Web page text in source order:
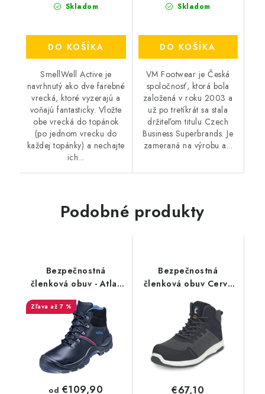
Skladom
DO KOŠÍKA
SmellWell Active je
navrhnutý ako dve farebné
vrecká, ktoré vyzerajú a
voňajú fantasticky. Vložte
obe vrecká do topánok
(po jednom vrecku do
každej topánky) a nechajte
ich...
Skladom
DO KOŠÍKA
VM Footwear je Česká
spoločnosť, ktorá bola
založená v roku 2003 a
už po tretíkrát sa stala
držiteľom titulu Czech
Business Superbrands. Je
zameraná na výrobu a...
Podobné produkty
Bezpečnostná
členková obuv - Atlas
Weite 12 S3 - čierna
36962
až 7 %
od €109,90
Bezpečnostná
členková obuv Cerva
sivé
€67,10